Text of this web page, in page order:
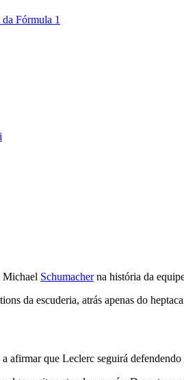
Fórmula 1
Michael Schumacherna história da
da escuderia, atrás apenas do
afirmar que Leclerc seguirá